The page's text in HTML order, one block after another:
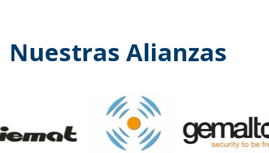
Nuestras Alianzas